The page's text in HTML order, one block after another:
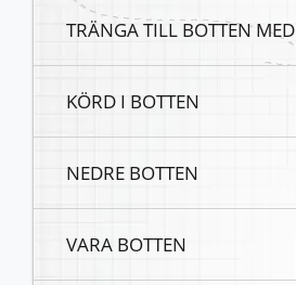
TRÄNGA TILL BOTTEN MED
KÖRD I BOTTEN
NEDRE BOTTEN
VARA BOTTEN